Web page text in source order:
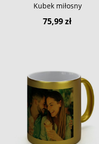
Kubek miłosny
75,99 zł